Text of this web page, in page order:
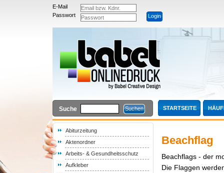
E-Mail
Passwort
Suche STARTSEITE
Abiturzeitung
Aktenordner
Arbeits- & Gesundheitsschutz
Aufkleber
Beachflag
Beachflags - der
Die Flaggen